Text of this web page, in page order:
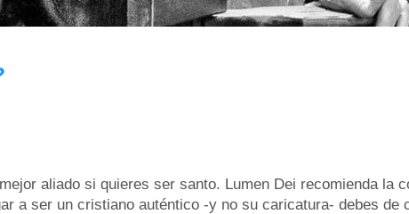
aliado si quieres ser santo. Lumen Dei recomienda la
a ser un cristiano auténtico -y no su caricatura- debes de